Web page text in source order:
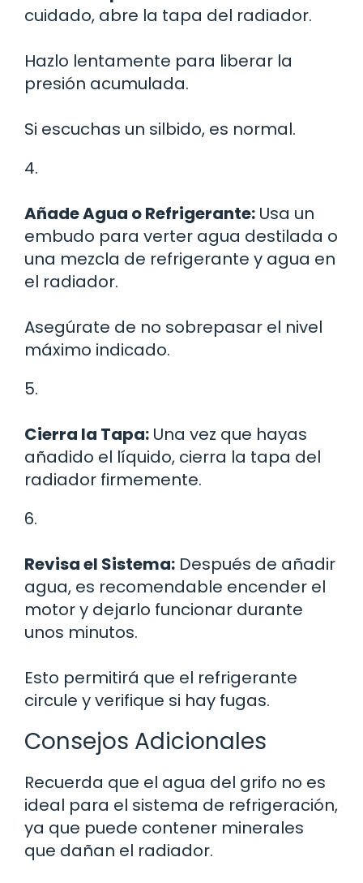
cuidado, abre la tapa del radiador.
Hazlo lentamente para liberar la
presión acumulada.
Si escuchas un silbido, es normal.
4.
Añade Agua o Refrigerante: Usa un
embudo para verter agua destilada o
una mezcla de refrigerante y agua en
el radiador.
Asegúrate de no sobrepasar el nivel
máximo indicado.
5.
Cierra la Tapa: Una vez que hayas
añadido el líquido, cierra la tapa del
radiador firmemente.
6.
Revisa el Sistema: Después de añadir
agua, es recomendable encender el
motor y dejarlo funcionar durante
unos minutos.
Esto permitirá que el refrigerante
circule y verifique si hay fugas.
Consejos Adicionales
Recuerda que el agua del grifo no es
ideal para el sistema de refrigeración,
ya que puede contener minerales
que dañan el radiador.